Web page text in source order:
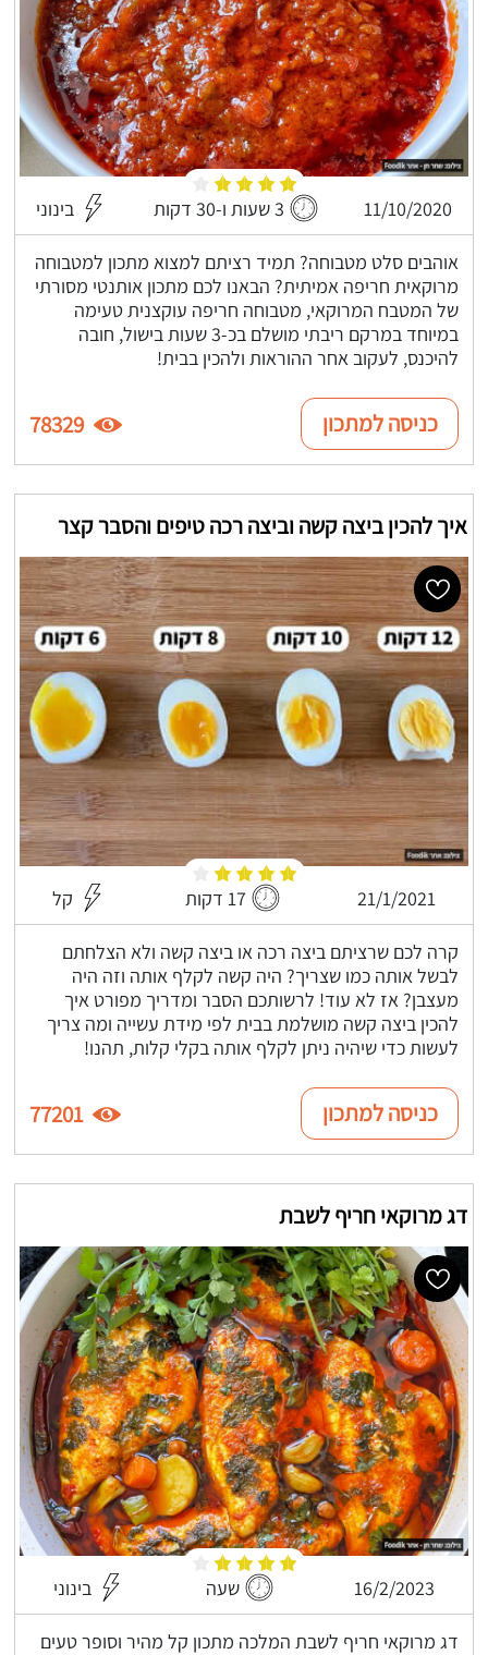
11/10/2020 3 שעות ו-30 דקות בינוני
אוהבים סלט מטבוחה? תמיד רציתם למצוא מתכון למטבוחה
מרוקאית חריפה אמיתית? הבאנו לכם מתכון אותנטי מסורתי
של המטבח המרוקאי, מטבוחה חריפה עוקצנית טעימה
במיוחד במרקם ריבתי מושלם בכ-3 שעות בישול, חובה
להיכנס, לעקוב אחר ההוראות ולהכין בבית!
כניסה למתכון 78329
איך להכין ביצה קשה וביצה רכה טיפים והסבר קצר
21/1/2021 17 דקות קל
קרה לכם שרציתם ביצה רכה או ביצה קשה ולא הצלחתם
לבשל אותה כמו שצריך? היה קשה לקלף אותה וזה היה
מעצבן? אז לא עוד! לרשותכם הסבר ומדריך מפורט איך
להכין ביצה קשה מושלמת בבית לפי מידת עשייה ומה צריך
לעשות כדי שיהיה ניתן לקלף אותה בקלי קלות, תהנו!
כניסה למתכון 77201
דג מרוקאי חריף לשבת
16/2/2023 שעה בינוני
דג מרוקאי חריף לשבת המלכה מתכון קל מהיר וסופר טעים